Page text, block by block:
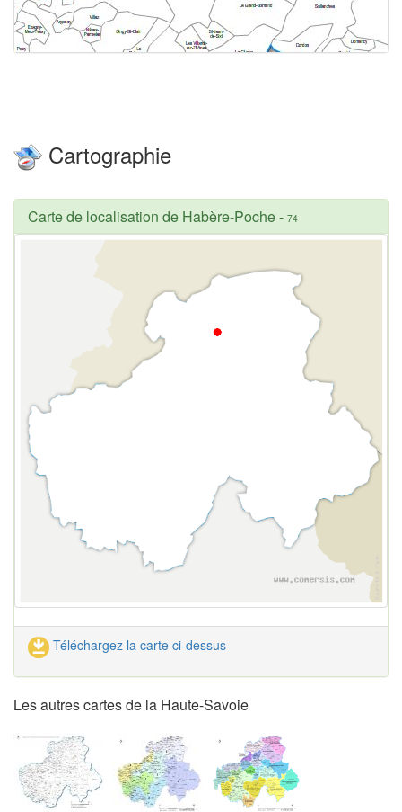
Cartographie
Carte de localisation de Habère-Poche- 74
Téléchargez la carte ci-dessus
Les autres cartes de la Haute-Savoie